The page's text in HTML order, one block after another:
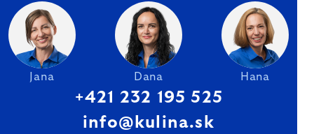
Jana Dana Hana
+421 232 195 525
info@kulina.sk